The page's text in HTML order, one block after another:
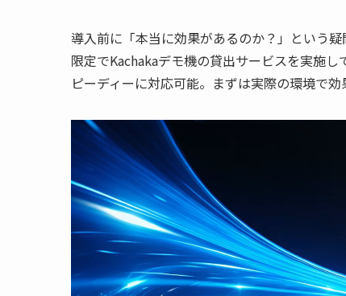
導入前に「本当に効果があるのか？」という
限定でKachakaデモ機の貸出サービスを実施
ピーディーに対応可能。まずは実際の環境で効